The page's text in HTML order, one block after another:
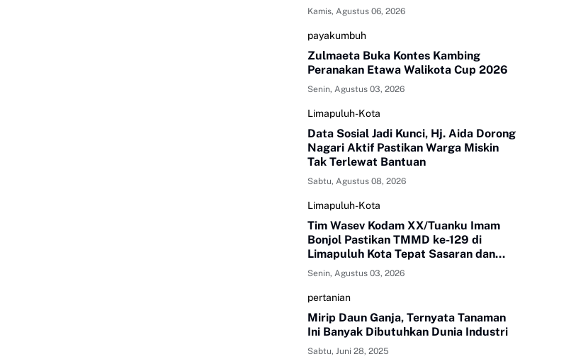
Kamis, Agustus 06, 2026
payakumbuh
Zulmaeta Buka Kontes Kambing
Peranakan Etawa Walikota Cup 2026
Senin, Agustus 03, 2026
Limapuluh-Kota
Data Sosial Jadi Kunci, Hj. Aida Dorong
Nagari Aktif Pastikan Warga Miskin
Tak Terlewat Bantuan
Sabtu, Agustus 08, 2026
Limapuluh-Kota
Tim Wasev Kodam XX/Tuanku Imam
Bonjol Pastikan TMMD ke-129 di
Limapuluh Kota Tepat Sasaran dan
Berkualitas
Senin, Agustus 03, 2026
pertanian
Mirip Daun Ganja, Ternyata Tanaman
Ini Banyak Dibutuhkan Dunia Industri
Sabtu, Juni 28, 2025